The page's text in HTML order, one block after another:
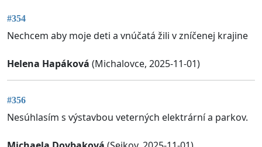
#354
Nechcem aby moje deti a vnúčatá žili v zníčenej krajine
Helena Hapáková (Michalovce, 2025-11-01)
#356
Nesúhlasím s výstavbou veterných elektrární a parkov.